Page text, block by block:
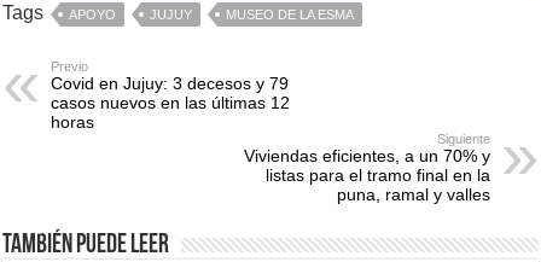
Tags APOYO JUJUY MUSEO DE LA ESMA
Previo
Covid en Jujuy: 3 decesos y 79
casos nuevos en las últimas 12
horas
Siguiente
Viviendas eficientes, a un 70% y
listas para el tramo final en la
puna, ramal y valles
También puede leer